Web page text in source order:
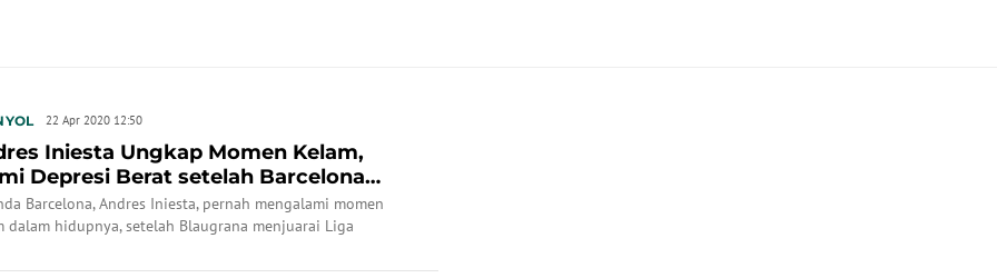
22 Apr 2020 12:50
Iniesta Ungkap Momen Kelam,
Depresi Berat setelah Barcelona
Liga Ch...
Barcelona, Andres Iniesta, pernah mengalami momen
dalam hidupnya, setelah Blaugrana menjuarai Liga